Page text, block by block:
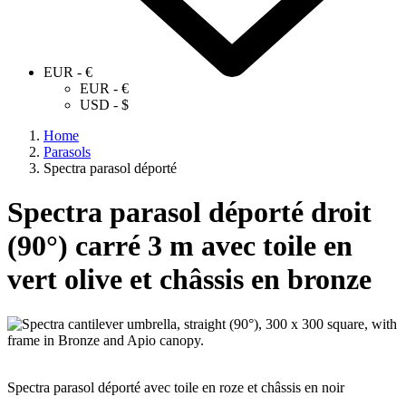
EUR - €
EUR - €
USD - $
Home
Parasols
Spectra parasol déporté
Spectra parasol déporté droit
(90°) carré 3 m avec toile en
vert olive et châssis en bronze
Spectra parasol déporté avec toile en roze et châssis en noir